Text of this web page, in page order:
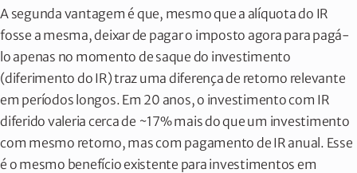
A segunda vantagem é que, mesmo que a alíquota do IR
fosse a mesma, deixar de pagar o imposto agora para pagá-
lo apenas no momento de saque do investimento
(diferimento do IR) traz uma diferença de retorno relevante
em períodos longos. Em 20 anos, o investimento com IR
diferido valeria cerca de ~17% mais do que um investimento
com mesmo retorno, mas com pagamento de IR anual. Esse
é o mesmo benefício existente para investimentos em